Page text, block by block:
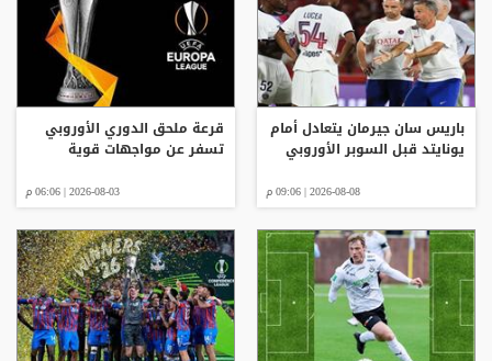
باريس سان جيرمان يتعادل أمام
يونايتد قبل السوبر الأوروبي
2026-08-08 | 09:06 م
قرعة ملحق الدوري الأوروبي
تسفر عن مواجهات قوية
2026-08-03 | 06:06 م